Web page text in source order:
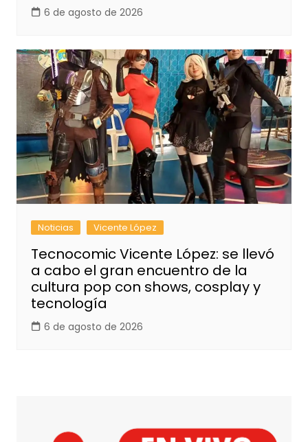
6 de agosto de 2026
Noticias Vicente López
Tecnocomic Vicente López: se llevó
a cabo el gran encuentro de la
cultura pop con shows, cosplay y
tecnología
6 de agosto de 2026